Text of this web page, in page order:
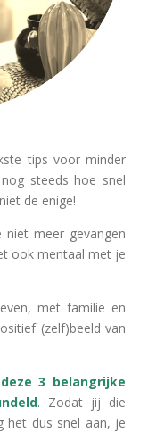
tips voor minder
steeds hoe snel
de enige!
meer gevangen
ook mentaal met je
met familie en
(zelf)beeld van
3 belangrijke
. Zodat jij die
het dus snel aan, je